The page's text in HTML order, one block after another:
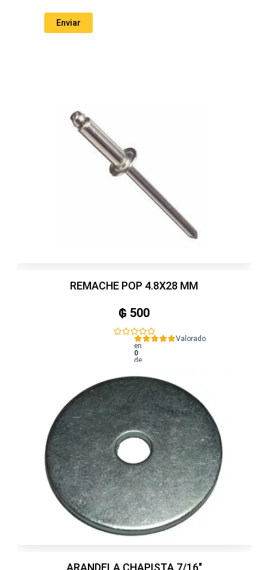
REMACHE POP 4.8X28 MM
₲ 500
Valorado
en
0
de
ARANDELA CHAPISTA 7/16"